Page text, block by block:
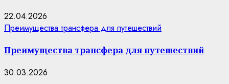
22.04.2026
Преимущества трансфера для путешествий
Преимущества трансфера для путешествий
30.03.2026